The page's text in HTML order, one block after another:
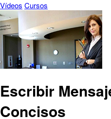
Vídeos Cursos
Escribir
Concisos